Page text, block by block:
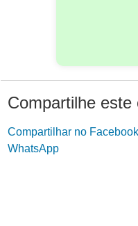
Compartilhe este
Compartilhar no Facebook
WhatsApp